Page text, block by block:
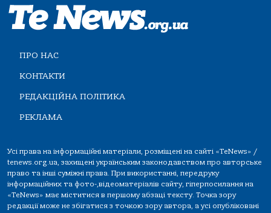
ПРО НАС
КОНТАКТИ
РЕДАКЦІЙНА ПОЛІТИКА
РЕКЛАМА
Усі права на інформаційні матеріали, розміщені на сайті «TeNews» /
tenews.org.ua, захищені українським законодавством про авторське
право та інші суміжні права. При використанні, передруку
інформаційних та фото-,відеоматеріалів сайту, гіперпосилання на
«TeNews» має міститися в першому абзаці тексту. Точка зору
редакції може не збігатися з точкою зору автора, а усі опубліковані